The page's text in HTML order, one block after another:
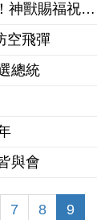
太極門氣功養生學會60週年閃耀國際！神獸賜福祝賀美國國慶
空飛彈
總統
與會
7 8
9